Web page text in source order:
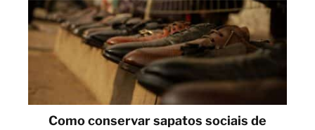
Como conservar sapatos sociais de